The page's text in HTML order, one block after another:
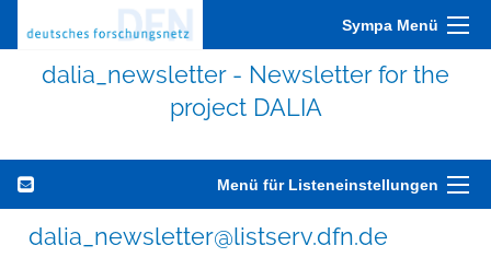
Sympa Menü
dalia_newsletter - Newsletter for the
project DALIA
Menü für Listeneinstellungen
dalia_newsletter@listserv.dfn.de